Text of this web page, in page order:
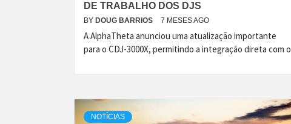
DE TRABALHO DOS DJS
BY DOUG BARRIOS 7 MESES AGO
A AlphaTheta anunciou uma atualização importante
para o CDJ-3000X, permitindo a integração direta com o
NOTÍCIAS